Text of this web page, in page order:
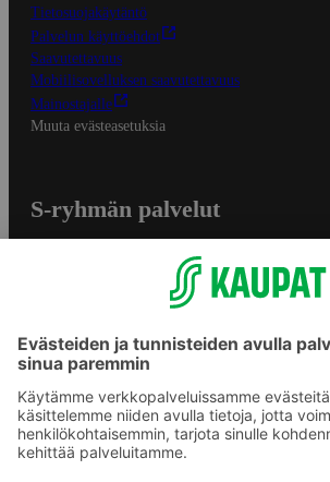
Tietosuojakäytäntö
Palvelun käyttöehdot
Saavutettavuus
Mobiilisovelluksen saavutettavuus
Mainostajalle
Muuta evästeasetuksia
S-ryhmän palvelut
S-ostoslista -sovellus
Prisma.fi
Sokos.fi
S-Pankki
Yhteishyvä
Sokos Hotels